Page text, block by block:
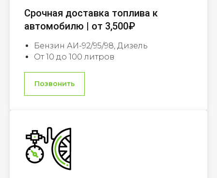
Срочная доставка топлива к
автомобилю | от 3,500₽
Бензин АИ-92/95/98, Дизель
От 10 до 100 литров
Позвонить